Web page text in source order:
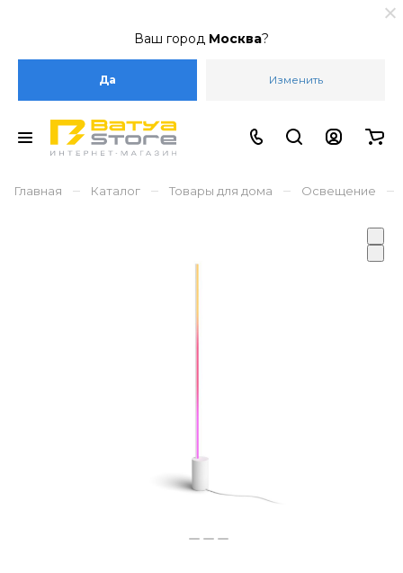
Ваш город Москва?
Да Изменить
Главная – Каталог – Товары для дома – Освещение –